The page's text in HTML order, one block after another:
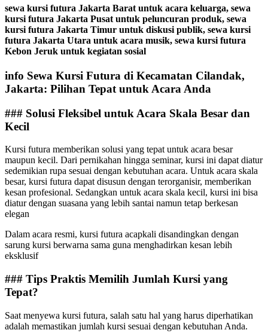
sewa kursi futura Jakarta Barat untuk acara keluarga, sewa
kursi futura Jakarta Pusat untuk peluncuran produk, sewa
kursi futura Jakarta Timur untuk diskusi publik, sewa kursi
futura Jakarta Utara untuk acara musik, sewa kursi futura
Kebon Jeruk untuk kegiatan sosial
info Sewa Kursi Futura di Kecamatan Cilandak,
Jakarta: Pilihan Tepat untuk Acara Anda
### Solusi Fleksibel untuk Acara Skala Besar dan
Kecil
Kursi futura memberikan solusi yang tepat untuk acara besar
maupun kecil. Dari pernikahan hingga seminar, kursi ini dapat diatur
sedemikian rupa sesuai dengan kebutuhan acara. Untuk acara skala
besar, kursi futura dapat disusun dengan terorganisir, memberikan
kesan profesional. Sedangkan untuk acara skala kecil, kursi ini bisa
diatur dengan suasana yang lebih santai namun tetap berkesan
elegan
Dalam acara resmi, kursi futura acapkali disandingkan dengan
sarung kursi berwarna sama guna menghadirkan kesan lebih
eksklusif
### Tips Praktis Memilih Jumlah Kursi yang
Tepat?
Saat menyewa kursi futura, salah satu hal yang harus diperhatikan
adalah memastikan jumlah kursi sesuai dengan kebutuhan Anda.